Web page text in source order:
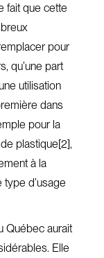
fait que cette
pour
qu’une part
utilisation
dans
pour la
plastique[2],
à la
d’usage
Québec aurait
Elle